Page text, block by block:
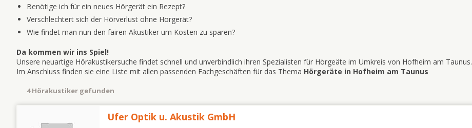
Benötige ich für ein neues Hörgerät ein Rezept?
Verschlechtert sich der Hörverlust ohne Hörgerät?
Wie findet man nun den fairen Akustiker um Kosten zu sparen?
Da kommen wir ins Spiel!
Unsere neuartige Hörakustikersuche findet schnell und unverbindlich ihren Spezialisten für Hörgeäte im Umkreis von Hofheim am Taunus.
Im Anschluss finden sie eine Liste mit allen passenden Fachgeschäften für das Thema Hörgeräte in Hofheim am Taunus
4 Hörakustiker gefunden
Ufer Optik u. Akustik GmbH